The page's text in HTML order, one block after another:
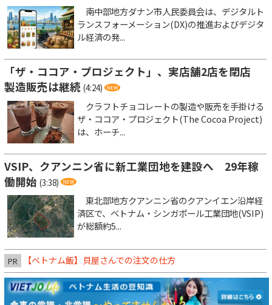
南中部地方ダナン市人民委員会は、デジタルト
ランスフォーメーション(DX)の推進およびデジタ
ル経済の発...
「ザ・ココア・プロジェクト」、実店舗2店を閉店
製造販売は継続 (4:24)
クラフトチョコレートの製造や販売を手掛ける
ザ・ココア・プロジェクト(The Cocoa Project)
は、ホーチ...
VSIP、クアンニン省に新工業団地を建設へ 29年稼
働開始 (3:38)
東北部地方クアンニン省のクアンイエン沿岸経
済区で、ベトナム・シンガポール工業団地(VSIP)
が総額約5...
PR 【ベトナム飯】貝屋さんでの注文の仕方